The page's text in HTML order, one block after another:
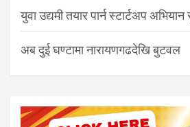
युवा उद्यमी तयार पार्न स्टार्टअप
अब दुई घण्टामा नारायणगढदेखि बुटवल